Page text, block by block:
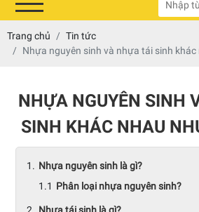
Trang chủ
Tin tức
Nhựa nguyên sinh và nhựa tái sinh
NHỰA NGUYÊN SINH
SINH KHÁC NHAU
Nhựa nguyên sinh là gì?
Phân loại nhựa nguyên sinh?